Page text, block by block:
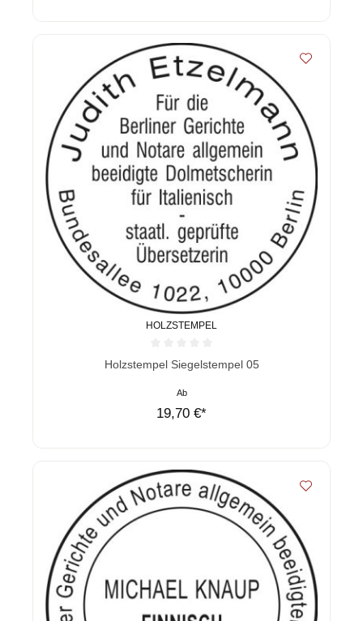
HOLZSTEMPEL
Durchschnittliche Bewertung von 0 von 5 Sternen
Holzstempel Siegelstempel 05
Ab
19,70 €*